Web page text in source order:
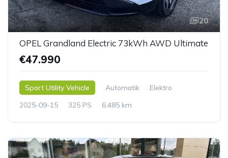
20
OPEL Grandland Electric 73kWh AWD Ultimate
€47.990
Sport Utility Vehicle Automatik
Elektro
2025-09-15
325 PS 6.485 km